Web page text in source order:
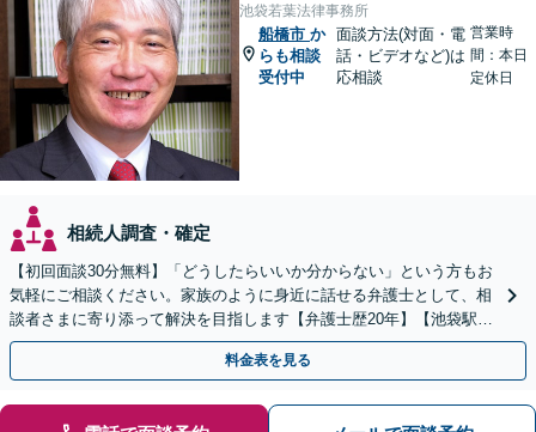
池袋若葉法律事務所
船橋市 か
らも相談
受付中
面談方法(対面・電
話・ビデオなど)は
応相談
営業時
間：本日
定休日
相続人調査・確定
【初回面談30分無料】「どうしたらいいか分からない」という方もお
気軽にご相談ください。家族のように身近に話せる弁護士として、相
談者さまに寄り添って解決を目指します【弁護士歴20年】【池袋駅5
分】
料金表を見る